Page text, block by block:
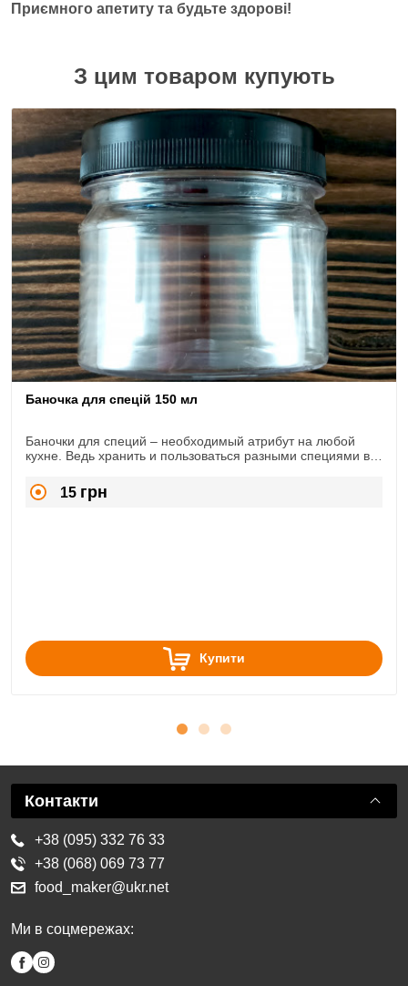
Приємного апетиту та будьте здорові!
З цим товаром купують
Баночка для спецій 150 мл
Баночки для специй – необходимый атрибут на любой
кухне. Ведь хранить и пользоваться разными специями в
производителя.
15 грн
Купити
Контакти
+38 (095) 332 76 33
+38 (068) 069 73 77
food_maker@ukr.net
Ми в соцмережах: